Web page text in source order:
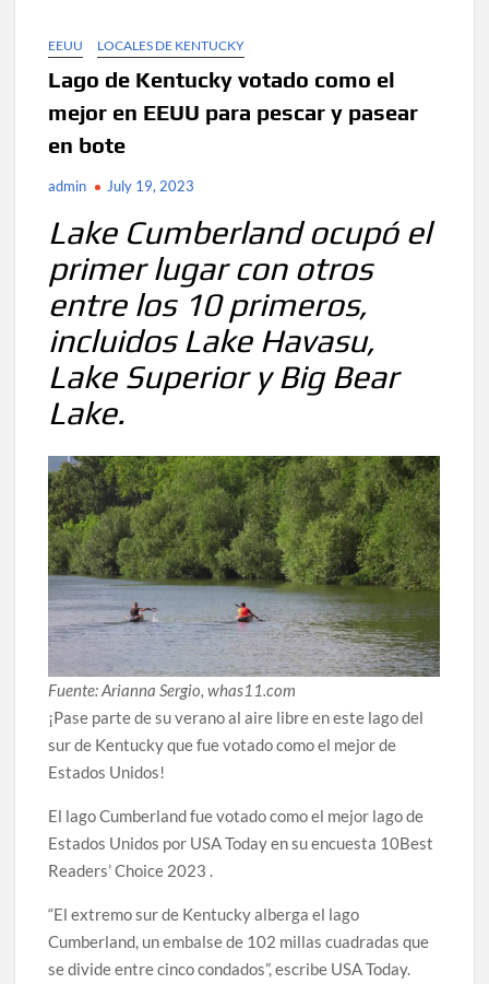
EEUU LOCALES DE KENTUCKY
Lago de Kentucky votado como el
mejor en EEUU para pescar y pasear
en bote
admin July 19, 2023
Lake Cumberland ocupó el
primer lugar con otros
entre los 10 primeros,
incluidos Lake Havasu,
Lake Superior y Big Bear
Lake.
Fuente: Arianna Sergio, whas11.com
¡Pase parte de su verano al aire libre en este lago del
sur de Kentucky que fue votado como el mejor de
Estados Unidos!
El lago Cumberland fue votado como el mejor lago de
Estados Unidos por USA Today en su encuesta 10Best
Readers’ Choice 2023 .
“El extremo sur de Kentucky alberga el lago
Cumberland, un embalse de 102 millas cuadradas que
se divide entre cinco condados”, escribe USA Today.